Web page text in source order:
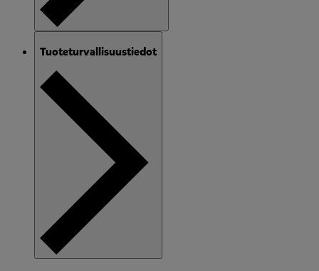
Tuoteturvallisuustiedot